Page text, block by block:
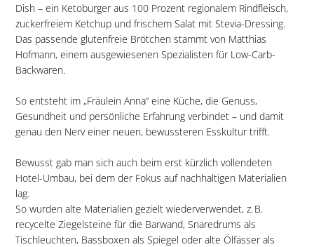
Dish – ein Ketoburger aus 100 Prozent regionalem Rindfleisch,
zuckerfreiem Ketchup und frischem Salat mit Stevia-Dressing.
Das passende glutenfreie Brötchen stammt von Matthias
Hofmann, einem ausgewiesenen Spezialisten für Low-Carb-
Backwaren.
So entsteht im „Fräulein Anna“ eine Küche, die Genuss,
Gesundheit und persönliche Erfahrung verbindet – und damit
genau den Nerv einer neuen, bewussteren Esskultur trifft.
Bewusst gab man sich auch beim erst kürzlich vollendeten
Hotel-Umbau, bei dem der Fokus auf nachhaltigen Materialien
lag.
So wurden alte Materialien gezielt wiederverwendet, z. B.
recycelte Ziegelsteine für die Barwand, Snaredrums als
Tischleuchten, Bassboxen als Spiegel oder alte Ölfässer als